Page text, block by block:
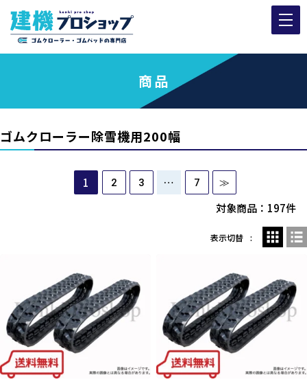
商品
ゴムクローラー除雪機用200幅
1 2 3 … 7 ≫
対象商品：197件
表示切替